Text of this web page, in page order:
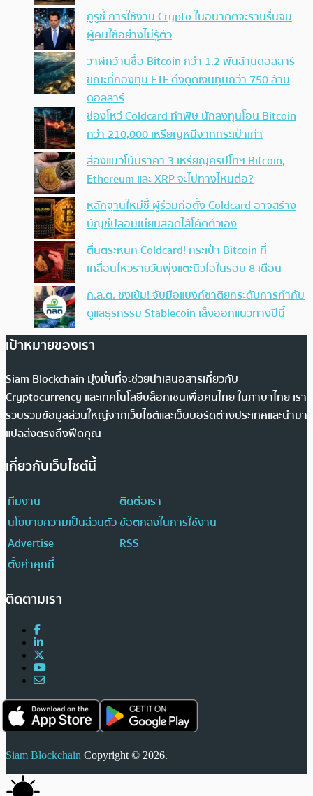
กูรูชี้ การใช้งาน Crypto ในอนาคตจะราบรื่นจน
ผู้คนใช้อย่างไม่รู้ตัว
วาฬกว้านซื้อ Bitcoin กว่า 1.2 พันล้านดอลลาร์
ขณะที่กองทุน ETF ดึงดูดเงินทุนกว่า 750 ล้าน
ดอลลาร์
ช่องโหว่ Coldcard ทำพิษ นักลงทุนโอน Bitcoin
กว่า 210,000 เหรียญหนีจากกระเป๋าเก่า
ส่องแนวโน้มราคา 3 เหรียญคริปโทฯ Bitcoin,
Ethereum และ XRP จะไปทางไหนต่อ?
หลักฐานใหม่ชี้ ผู้ร่วมก่อตั้ง Coldcard อาจสร้าง
บัญชีปลอมเนียนสอดไส้โค้ดตัวเอง
ตื่นตระหนก Coldcard! กระเป๋า Bitcoin ที่
เคลื่อนไหวรายวันพุ่งแตะนิวไฮในรอบ 8 เดือน
ก.ล.ต. ชงเข้ม! จับมือแบงก์ชาติยกระดับการกำกับ
ดูแลธุรกรรม Stablecoin เล็งออกแนวทางปีนี้
เป้าหมายของเรา
Siam Blockchain มุ่งมั่นที่จะช่วยนำเสนอสารเกี่ยวกับ
Cryptocurrency และเทคโนโลยีบล็อกเชนเพื่อคนไทย ในภาษาไทย เรา
รวบรวมข้อมูลส่วนใหญ่จากเว็บไซต์และเว็บบอร์ดต่างประเทศและนำมา
แปลส่งตรงถึงฟีดคุณ
เกี่ยวกับเว็บไซต์นี้
ทีมงาน
ติดต่อเรา
นโยบายความเป็นส่วนตัวข้อตกลงในการใช้งาน
Advertise
RSS
ตั้งค่าคุกกี้
ติดตามเรา
Siam Blockchain Copyright © 2026.